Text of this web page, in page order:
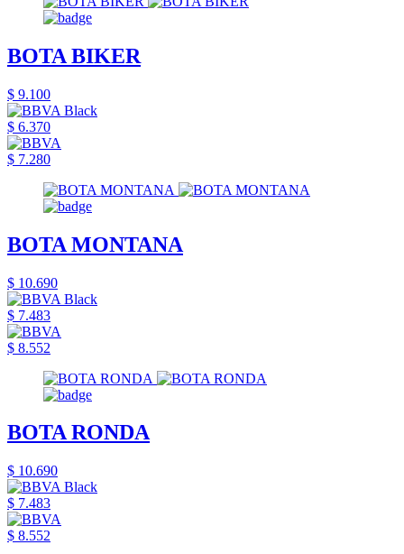
BOTA BIKER
$ 9.100
$ 6.370
$ 7.280
BOTA MONTANA
$ 10.690
$ 7.483
$ 8.552
BOTA RONDA
$ 10.690
$ 7.483
$ 8.552